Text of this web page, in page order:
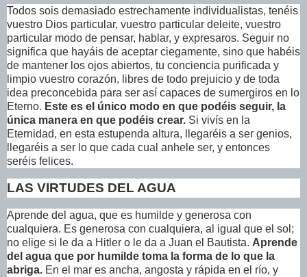
Todos sois demasiado estrechamente individualistas, tenéis
vuestro Dios particular, vuestro particular deleite, vuestro
particular modo de pensar, hablar, y expresaros. Seguir no
significa que hayáis de aceptar ciegamente, sino que habéis
de mantener los ojos abiertos, tu conciencia purificada y
limpio vuestro corazón, libres de todo prejuicio y de toda
idea preconcebida para ser así capaces de sumergiros en lo
Eterno. Este es el único modo en que podéis seguir, la
única manera en que podéis crear. Si vivís en la
Eternidad, en esta estupenda altura, llegaréis a ser genios,
llegaréis a ser lo que cada cual anhele ser, y entonces
seréis felices.
LAS VIRTUDES DEL AGUA
Aprende del agua, que es humilde y generosa con
cualquiera. Es generosa con cualquiera, al igual que el sol;
no elige si le da a Hitler o le da a Juan el Bautista. Aprende
del agua que por humilde toma la forma de lo que la
abriga. En el mar es ancha, angosta y rápida en el río, y